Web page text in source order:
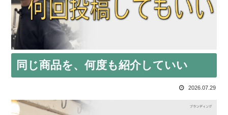
同じ商品を、何度も紹介していい
2026.07.29